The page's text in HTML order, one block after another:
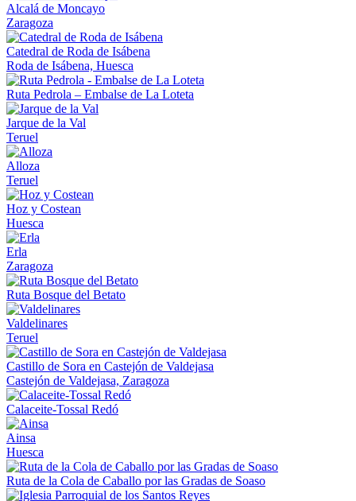
Alcalá de Moncayo
Zaragoza
Catedral de Roda de Isábena
Roda de Isábena, Huesca
Ruta Pedrola – Embalse de La Loteta
Jarque de la Val
Teruel
Alloza
Teruel
Hoz y Costean
Huesca
Erla
Zaragoza
Ruta Bosque del Betato
Valdelinares
Teruel
Castillo de Sora en Castejón de Valdejasa
Castejón de Valdejasa, Zaragoza
Calaceite-Tossal Redó
Ainsa
Huesca
Ruta de la Cola de Caballo por las Gradas de Soaso